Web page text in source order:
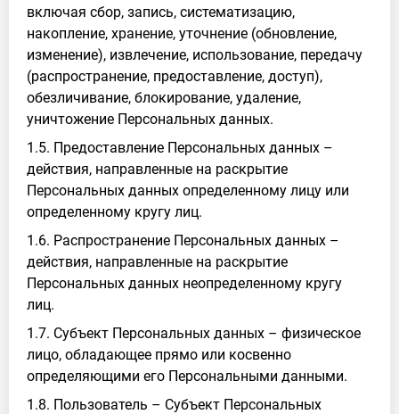
включая сбор, запись, систематизацию,
накопление, хранение, уточнение (обновление,
изменение), извлечение, использование, передачу
(распространение, предоставление, доступ),
обезличивание, блокирование, удаление,
уничтожение Персональных данных.
1.5. Предоставление Персональных данных –
действия, направленные на раскрытие
Персональных данных определенному лицу или
определенному кругу лиц.
1.6. Распространение Персональных данных –
действия, направленные на раскрытие
Персональных данных неопределенному кругу
лиц.
1.7. Субъект Персональных данных – физическое
лицо, обладающее прямо или косвенно
определяющими его Персональными данными.
1.8. Пользователь – Субъект Персональных